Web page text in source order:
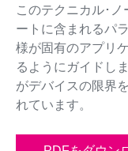
このテクニカル･
ートに含まれるパ
様が固有のアプリ
るようにガイドし
がデバイスの限界
れています。